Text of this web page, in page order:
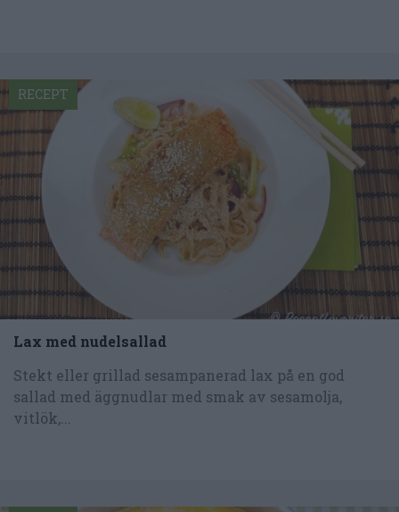
Lax med nudelsallad
Stekt eller grillad sesampanerad lax på en god
sallad med äggnudlar med smak av sesamolja,
vitlök,...
RECEPT